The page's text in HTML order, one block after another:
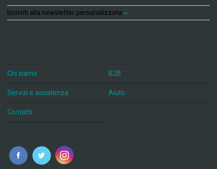
Iscriviti alla newsletter personalizzata
Chi siamo B2B
Servizi e assistenza Aiuto
Contatti